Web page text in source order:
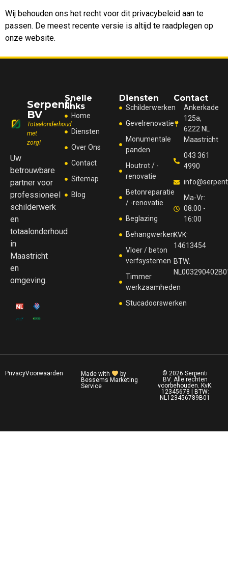
Wij behouden ons het recht voor dit privacybeleid aan te
passen. De meest recente versie is altijd te raadplegen op
onze website.
Serpenti
BV
Totaalonderhoud
met
zorg!
Uw
betrouwbare
partner voor
professioneel
schilderwerk
en
totaalonderhoud
in
Maastricht
en
omgeving.
Snelle
links
Home
Diensten
Over Ons
Contact
Sitemap
Blog
Diensten
Schilderwerken
Gevelrenovatie
Monumentale
panden
Houtrot / -
renovatie
Betonreparatie
/ -renovatie
Beglazing
Behangwerken
Vloer / beton
verfsystemen
Timmer
werkzaamheden
Stucadoorswerken
Contact
Ankerkade
125a,
6222 NL
Maastricht
043 361
4990
Ma-Vr:
08:00 -
16:00
KVK:
14613454
BTW:
© 2026 Serpenti
BV. Alle rechten
voorbehouden. KvK:
12345678 | BTW:
NL123456789B01
Made with
by
Bessems Marketing
Service
PrivacyVoorwaarden